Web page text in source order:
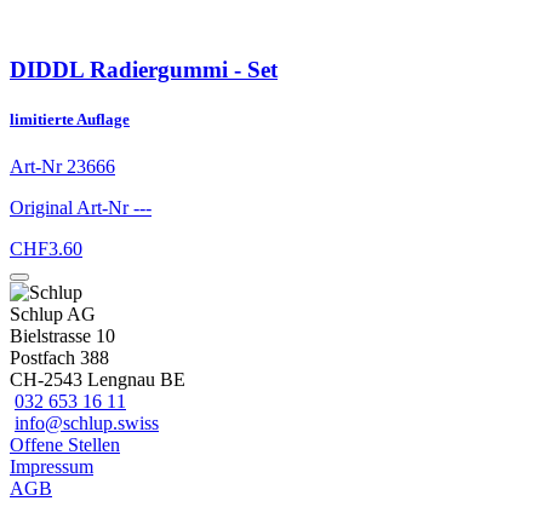
DIDDL Radiergummi - Set
limitierte Auflage
Art-Nr 23666
Original Art-Nr---
CHF3.60
Schlup AG
Bielstrasse 10
Postfach 388
CH-2543 Lengnau BE
032 653 16 11
info@schlup.swiss
Offene Stellen
Impressum
AGB